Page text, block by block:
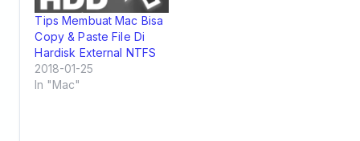
Tips Membuat Mac Bisa
Copy & Paste File Di
Hardisk External NTFS
2018-01-25
In "Mac"